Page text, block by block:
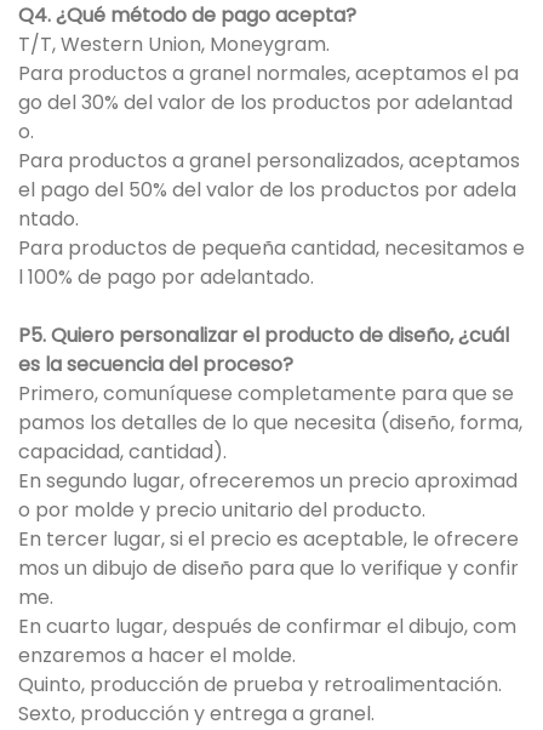
Q4. ¿Qué método de pago acepta?
T/T, Western Union, Moneygram.
Para productos a granel normales, aceptamos el pa
go del 30% del valor de los productos por adelantad
o.
Para productos a granel personalizados, aceptamos
el pago del 50% del valor de los productos por adela
ntado.
Para productos de pequeña cantidad, necesitamos e
l 100% de pago por adelantado.
P5. Quiero personalizar el producto de diseño, ¿cuál
es la secuencia del proceso?
Primero, comuníquese completamente para que se
pamos los detalles de lo que necesita (diseño, forma,
capacidad, cantidad).
En segundo lugar, ofreceremos un precio aproximad
o por molde y precio unitario del producto.
En tercer lugar, si el precio es aceptable, le ofrecere
mos un dibujo de diseño para que lo verifique y confir
me.
En cuarto lugar, después de confirmar el dibujo, com
enzaremos a hacer el molde.
Quinto, producción de prueba y retroalimentación.
Sexto, producción y entrega a granel.